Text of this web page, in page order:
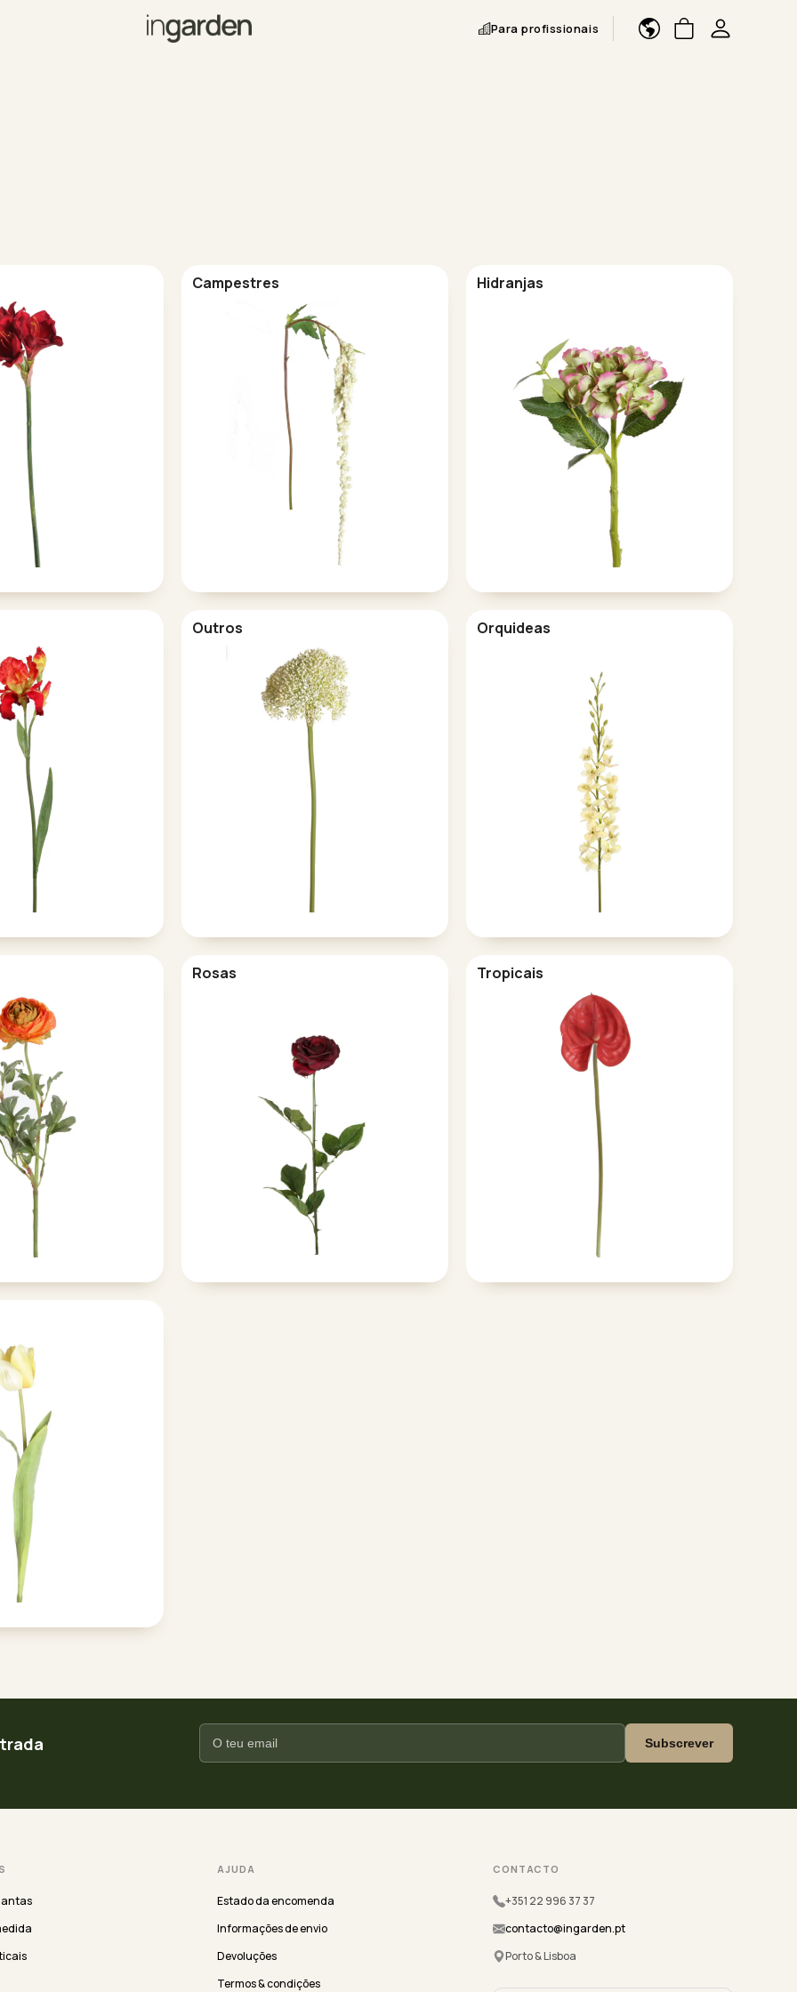
Para profissionais
Campestres Hidranjas
Outros Orquideas
Rosas Tropicais
Subscrever
AJUDA
Estado da encomenda
Informações de envio
Devoluções
Termos & condições
CONTACTO
+351 22 996 37 37
contacto@ingarden.pt
Porto & Lisboa